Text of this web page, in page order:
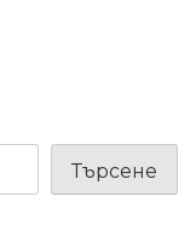
Търсене